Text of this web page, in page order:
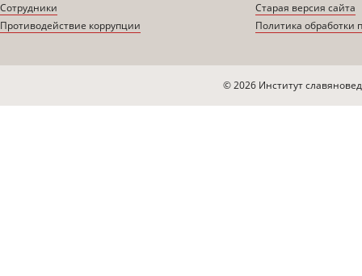
Сотрудники
Противодействие коррупции
Старая версия сайта
Политика обработки
© 2026 Институт